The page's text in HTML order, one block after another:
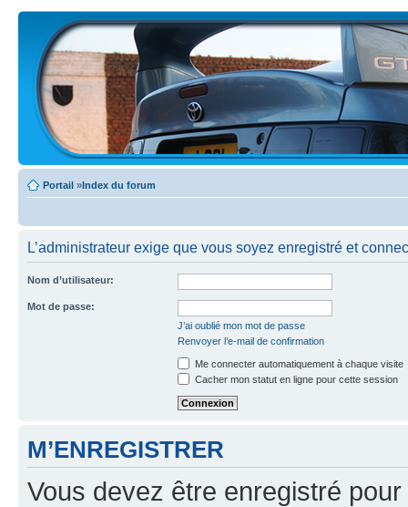
Portail »Index du forum
L’administrateur exige que vous soyez enregistré et
Nom d’utilisateur:
Mot de passe:
J’ai oublié mon mot de passe
Renvoyer l’e-mail de confirmation
Me connecter automatiquement à chaque visite
Cacher mon statut en ligne pour cette session
M’ENREGISTRER
Vous devez être enregistré